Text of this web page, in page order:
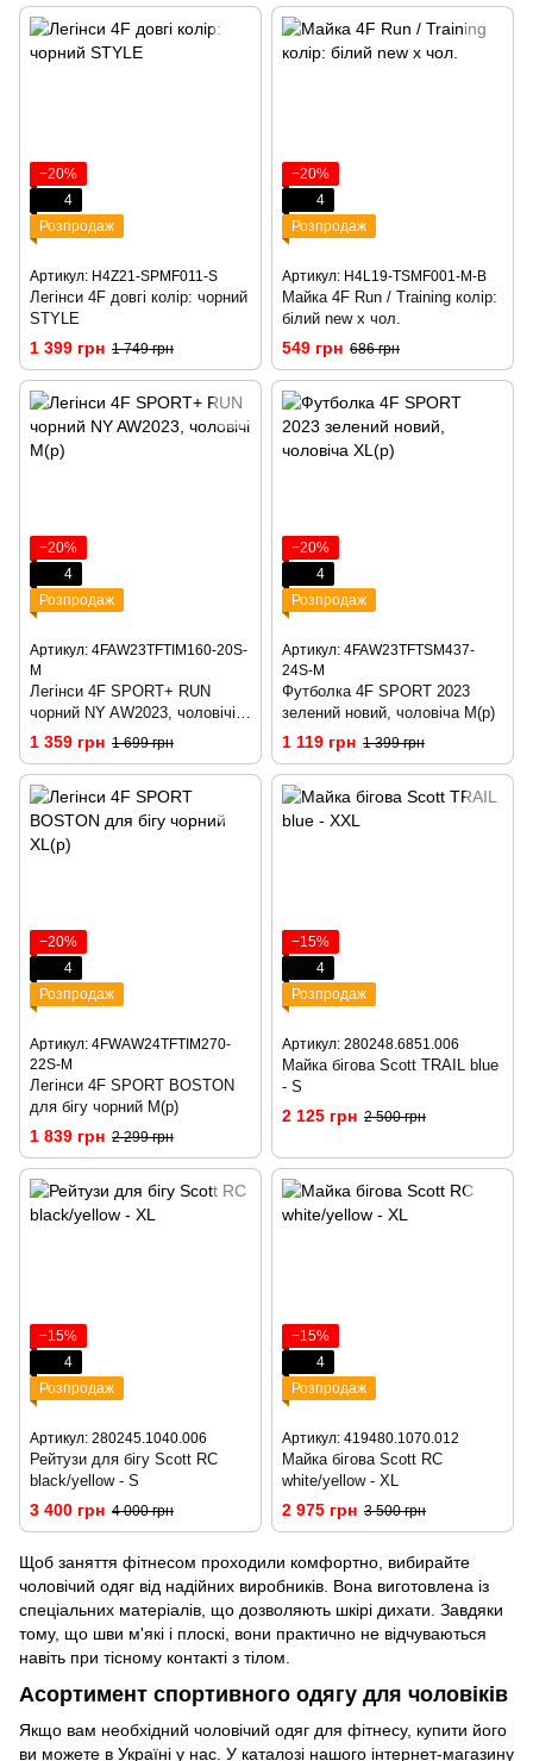
−20%
4
Розпродаж
Артикул: H4Z21-SPMF011-S
Легінси 4F довгі колір: чорний
STYLE
1 399 грн 1 749 грн
−20%
4
Розпродаж
Артикул: H4L19-TSMF001-M-B
Майка 4F Run / Training колір:
білий new x чол.
549 грн 686 грн
−20%
4
Розпродаж
Артикул: 4FAW23TFTIM160-20S-
M
Легінси 4F SPORT+ RUN
чорний NY AW2023, чоловічі
M(р)
1 359 грн 1 699 грн
−20%
4
Розпродаж
Артикул: 4FAW23TFTSM437-
24S-M
Футболка 4F SPORT 2023
зелений новий, чоловіча M(р)
1 119 грн 1 399 грн
−20%
4
Розпродаж
Артикул: 4FWAW24TFTIM270-
22S-M
Легінси 4F SPORT BOSTON
для бігу чорний M(р)
1 839 грн 2 299 грн
−15%
4
Розпродаж
Артикул: 280248.6851.006
Майка бігова Scott TRAIL blue
- S
2 125 грн 2 500 грн
−15%
4
Розпродаж
Артикул: 280245.1040.006
Рейтузи для бігу Scott RC
black/yellow - S
3 400 грн 4 000 грн
−15%
4
Розпродаж
Артикул: 419480.1070.012
Майка бігова Scott RC
white/yellow - XL
2 975 грн 3 500 грн
Щоб заняття фітнесом проходили комфортно, вибирайте
чоловічий одяг від надійних виробників. Вона виготовлена ​​із
спеціальних матеріалів, що дозволяють шкірі дихати. Завдяки
тому, що шви м'які і плоскі, вони практично не відчуваються
навіть при тісному контакті з тілом.
Асортимент спортивного одягу для чоловіків
Якщо вам необхідний чоловічий одяг для фітнесу, купити його
ви можете в Україні у нас. У каталозі нашого інтернет-магазину